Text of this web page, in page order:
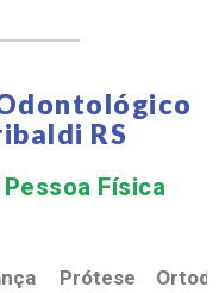
RS
Física​
Prótese